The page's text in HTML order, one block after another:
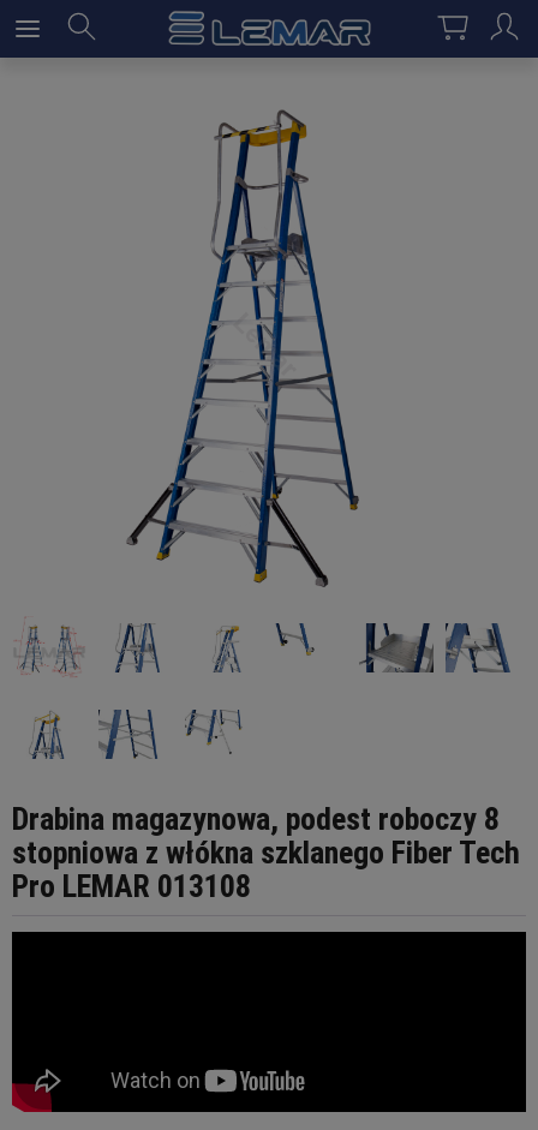
Drabina magazynowa, podest roboczy 8
stopniowa z włókna szklanego Fiber Tech
Pro LEMAR 013108